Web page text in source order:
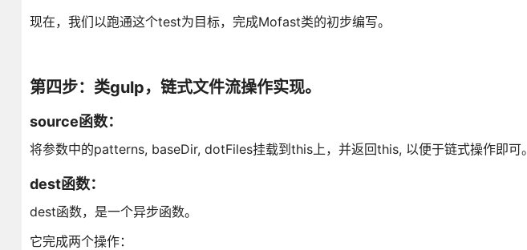
现在，我们以跑通这个test为目标，完成Mofast类的初步编写。
第四步：类gulp，链式文件流操作实现。
source函数：
将参数中的patterns, baseDir, dotFiles挂载到this上，并返回this, 以便于链式操作即可。
dest函数：
dest函数，是一个异步函数。
它完成两个操作：